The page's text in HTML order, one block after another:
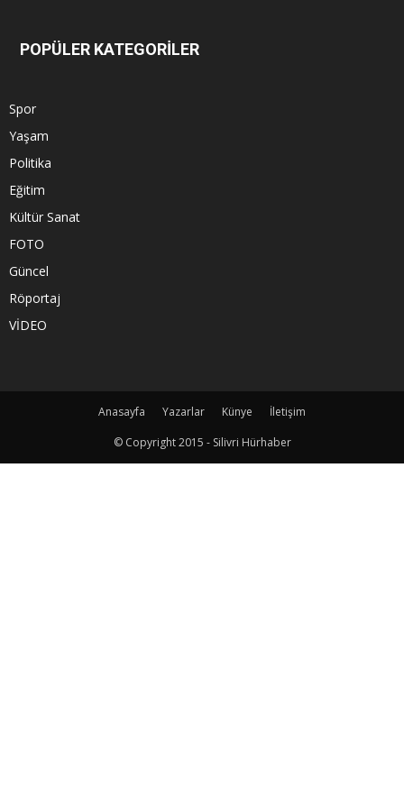
POPÜLER KATEGORİLER
Spor
Yaşam
Politika
Eğitim
Kültür Sanat
FOTO
Güncel
Röportaj
VİDEO
Anasayfa Yazarlar Künye
İletişim
© Copyright 2015 - Silivri Hürhaber